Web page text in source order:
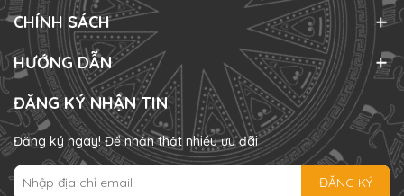
CHÍNH SÁCH
HƯỚNG DẪN
ĐĂNG KÝ NHẬN TIN
Đăng ký ngay! Để nhận thật nhiều ưu đãi
ĐĂNG KÝ